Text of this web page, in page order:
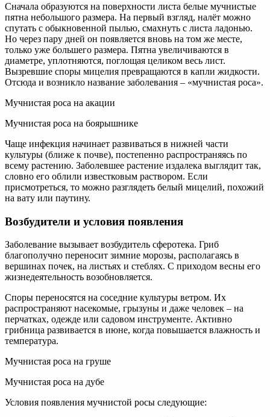
Сначала образуются на поверхности листа белые мучнистые
пятна небольшого размера. На первый взгляд, налёт можно
спутать с обыкновенной пылью, смахнуть с листа ладонью.
Но через пару дней он появляется вновь на том же месте,
только уже большего размера. Пятна увеличиваются в
диаметре, уплотняются, поглощая целиком весь лист.
Вызревшие споры мицелия превращаются в капли жидкости.
Отсюда и возникло название заболевания – «мучнистая роса».
Мучнистая роса на акации
Мучнистая роса на боярышнике
Чаще инфекция начинает развиваться в нижней части
культуры (ближе к почве), постепенно распространяясь по
всему растению. Заболевшее растение издалека выглядит так,
словно его облили известковым раствором. Если
присмотреться, то можно разглядеть белый мицелий, похожий
на вату или паутину.
Возбудители и условия появления
Заболевание вызывает возбудитель сферотека. Гриб
благополучно переносит зимние морозы, располагаясь в
вершинах почек, на листьях и стеблях. С приходом весны его
жизнедеятельность возобновляется.
Споры переносятся на соседние культуры ветром. Их
распространяют насекомые, грызуны и даже человек – на
перчатках, одежде или садовом инструменте. Активно
грибница развивается в июне, когда повышается влажность и
температура.
Мучнистая роса на груше
Мучнистая роса на дубе
Условия появления мучнистой росы следующие: